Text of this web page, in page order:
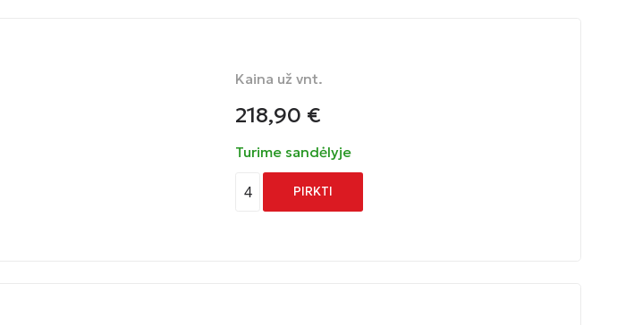
Kaina už vnt.
218,90 €
Turime sandėlyje
4 PIRKTI